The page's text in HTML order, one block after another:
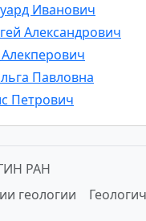
Иванович
Александрович
Павловна
Петрович
РАН
геологии